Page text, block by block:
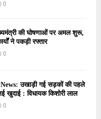
0
की घोषणाओं पर अमल शुरू,
ने पकड़ी रफ्तार
0
उखाड़ी गई सड़कों की पहले
खुदाई : विधायक किशोरी लाल
0